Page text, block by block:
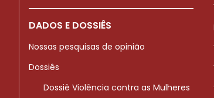
DADOS E DOSSIÊS
Nossas pesquisas de opinião
Dossiês
Dossiê Violência contra as Mulheres